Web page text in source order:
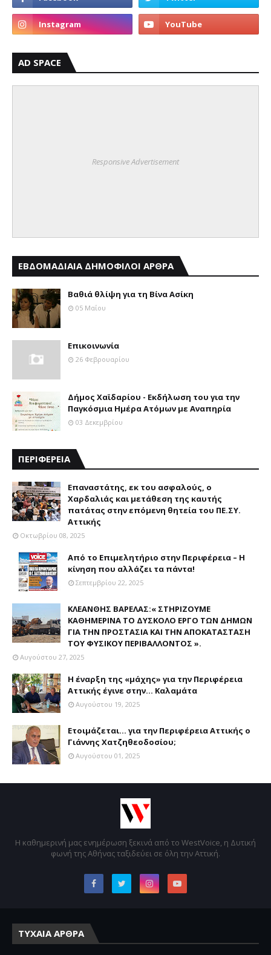
AD SPACE
Responsive Advertisement
ΕΒΔΟΜΑΔΙΑΙΑ ΔΗΜΟΦΙΛΟΙ ΑΡΘΡΑ
Βαθιά θλίψη για τη Βίνα Ασίκη
05 Μαΐου
Επικοινωνία
26 Φεβρουαρίου
Δήμος Χαϊδαρίου - Εκδήλωση του για την
Παγκόσμια Ημέρα Ατόμων με Αναπηρία
03 Δεκεμβρίου
ΠΕΡΙΦΕΡΕΙΑ
Επαναστάτης, εκ του ασφαλούς, ο
Χαρδαλιάς και μετάθεση της καυτής
πατάτας στην επόμενη θητεία του ΠΕ.ΣΥ.
Αττικής
Οκτωβρίου 08, 2025
Από το Επιμελητήριο στην Περιφέρεια – Η
κίνηση που αλλάζει τα πάντα!
Σεπτεμβρίου 22, 2025
ΚΛΕΑΝΘΗΣ ΒΑΡΕΛΑΣ:« ΣΤΗΡΙΖΟΥΜΕ
ΚΑΘΗΜΕΡΙΝΑ ΤΟ ΔΥΣΚΟΛΟ ΕΡΓΟ ΤΩΝ ΔΗΜΩΝ
ΓΙΑ ΤΗΝ ΠΡΟΣΤΑΣΙΑ ΚΑΙ ΤΗΝ ΑΠΟΚΑΤΑΣΤΑΣΗ
ΤΟΥ ΦΥΣΙΚΟΥ ΠΕΡΙΒΑΛΛΟΝΤΟΣ ».
Αυγούστου 27, 2025
Η έναρξη της «μάχης» για την Περιφέρεια
Αττικής έγινε στην... Καλαμάτα
Αυγούστου 19, 2025
Ετοιμάζεται... για την Περιφέρεια Αττικής ο
Γιάννης Χατζηθεοδοσίου;
Αυγούστου 01, 2025
Η καθημερινή μας ενημέρωση ξεκινά από το WestVoice, η Δυτική
φωνή της Αθήνας ταξιδεύει σε όλη την Αττική.
ΤΥΧΑΙΑ ΑΡΘΡΑ